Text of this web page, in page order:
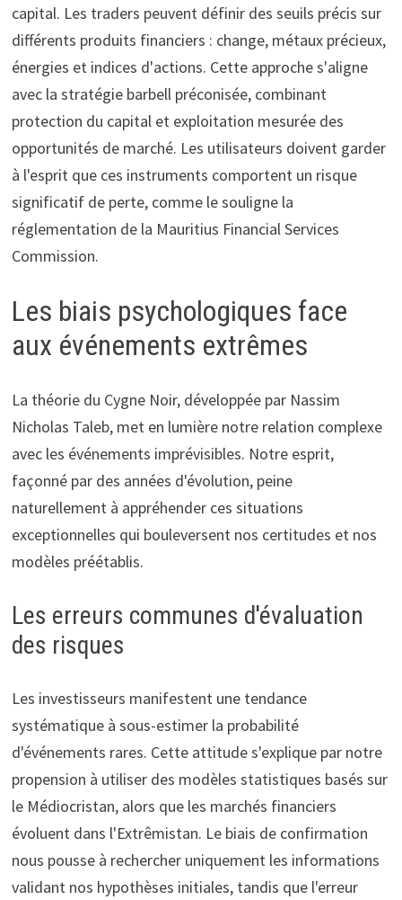
capital. Les traders peuvent définir des seuils précis sur
différents produits financiers : change, métaux précieux,
énergies et indices d'actions. Cette approche s'aligne
avec la stratégie barbell préconisée, combinant
protection du capital et exploitation mesurée des
opportunités de marché. Les utilisateurs doivent garder
à l'esprit que ces instruments comportent un risque
significatif de perte, comme le souligne la
réglementation de la Mauritius Financial Services
Commission.
Les biais psychologiques face
aux événements extrêmes
La théorie du Cygne Noir, développée par Nassim
Nicholas Taleb, met en lumière notre relation complexe
avec les événements imprévisibles. Notre esprit,
façonné par des années d'évolution, peine
naturellement à appréhender ces situations
exceptionnelles qui bouleversent nos certitudes et nos
modèles préétablis.
Les erreurs communes d'évaluation
des risques
Les investisseurs manifestent une tendance
systématique à sous-estimer la probabilité
d'événements rares. Cette attitude s'explique par notre
propension à utiliser des modèles statistiques basés sur
le Médiocristan, alors que les marchés financiers
évoluent dans l'Extrêmistan. Le biais de confirmation
nous pousse à rechercher uniquement les informations
validant nos hypothèses initiales, tandis que l'erreur